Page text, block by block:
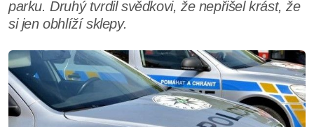
parku. Druhý tvrdil svědkovi, že nepřišel krást, že
si jen obhlíží sklepy.